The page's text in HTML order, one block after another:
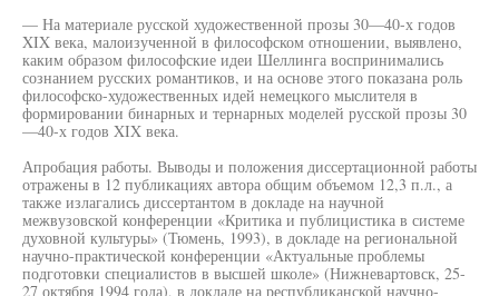
— На материале русской художественной прозы 30—40-х годов
XIX века, малоизученной в философском отношении, выявлено,
каким образом философские идеи Шеллинга воспринимались
сознанием русских романтиков, и на основе этого показана роль
философско-художественных идей немецкого мыслителя в
формировании бинарных и тернарных моделей русской прозы 30
—40-х годов XIX века.
Апробация работы. Выводы и положения диссертационной работы
отражены в 12 публикациях автора общим объемом 12,3 п.л., а
также излагались диссертантом в докладе на научной
межвузовской конференции «Критика и публицистика в системе
духовной культуры» (Тюмень, 1993), в докладе на региональной
научно-практической конференции «Актуальные проблемы
подготовки специалистов в высшей школе» (Нижневартовск, 25-
27 октября 1994 года), в докладе на республиканской научно-